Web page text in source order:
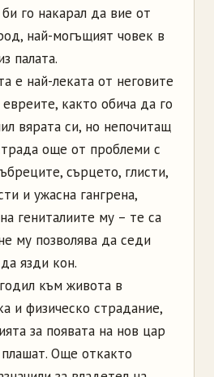
го накарал да вие от
най-могъщият човек в
палата.
е най-леката от неговите
както обича да го
вярата си, но непочитащ
още от проблеми с
сърцето, глисти,
и ужасна гангрена,
гениталиите му – те са
му позволява да седи
язди кон.
към живота в
и физическо страдание,
за появата на нов цар
Още откакто